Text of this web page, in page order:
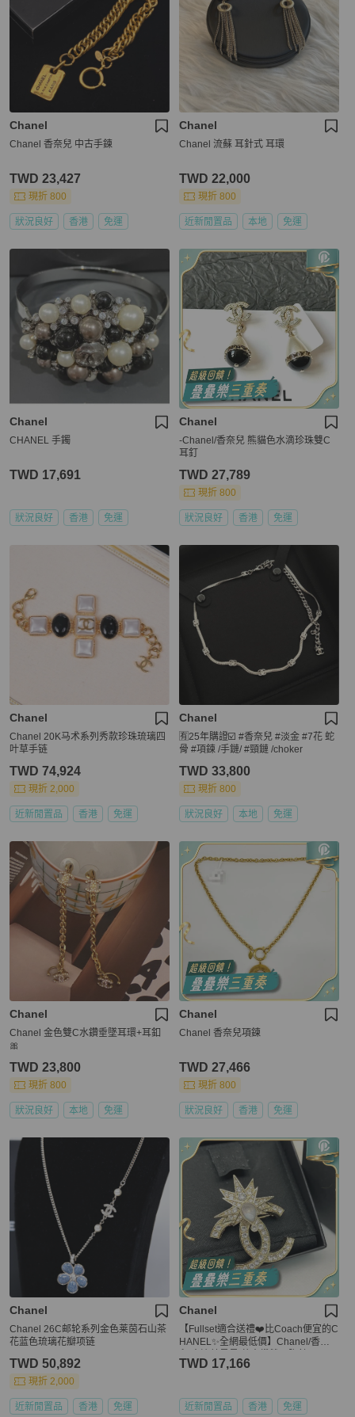
Chanel
Chanel 香奈兒 中古手鍊
TWD 23,427
現折 800
狀況良好 香港 免運
Chanel
Chanel 流蘇 耳針式 耳環
TWD 22,000
現折 800
近新閒置品 本地 免運
Chanel
CHANEL 手鐲
TWD 17,691
狀況良好 香港 免運
Chanel
-Chanel/香奈兒 熊貓色水滴珍珠雙C
耳釘
TWD 27,789
現折 800
狀況良好 香港 免運
Chanel
Chanel 20K马术系列秀款珍珠琉璃四
叶草手链
TWD 74,924
現折 2,000
近新閒置品 香港 免運
Chanel
🈶25年購證☑️ #香奈兒 #淡金 #7花 蛇
骨 #項鍊 /手鏈/ #頸鏈 /choker
TWD 33,800
現折 800
狀況良好 本地 免運
Chanel
Chanel 金色雙C水鑽垂墜耳環+耳釦
🎀
TWD 23,800
現折 800
狀況良好 本地 免運
Chanel
Chanel 香奈兒項鍊
TWD 27,466
現折 800
狀況良好 香港 免運
Chanel
Chanel 26C邮轮系列金色莱茵石山茶
花蓝色琉璃花瓣项链
TWD 50,892
現折 2,000
近新閒置品 香港 免運
Chanel
【Fullset適合送禮❤️比Coach便宜的C
HANEL✨全網最低價】Chanel/香奈
TWD 17,166
近新閒置品 香港 免運